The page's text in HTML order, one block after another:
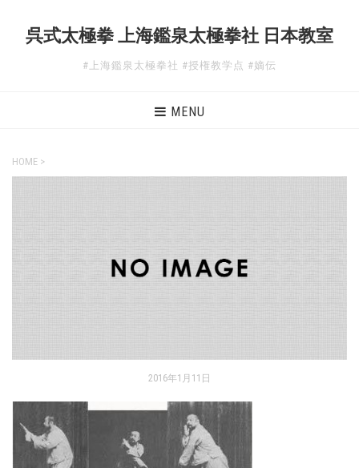
呉式太極拳 上海鑑泉太極拳社 日本教室
#上海鑑泉太極拳社 #授権教学点 #嫡伝
MENU
HOME >
2016年1月11日